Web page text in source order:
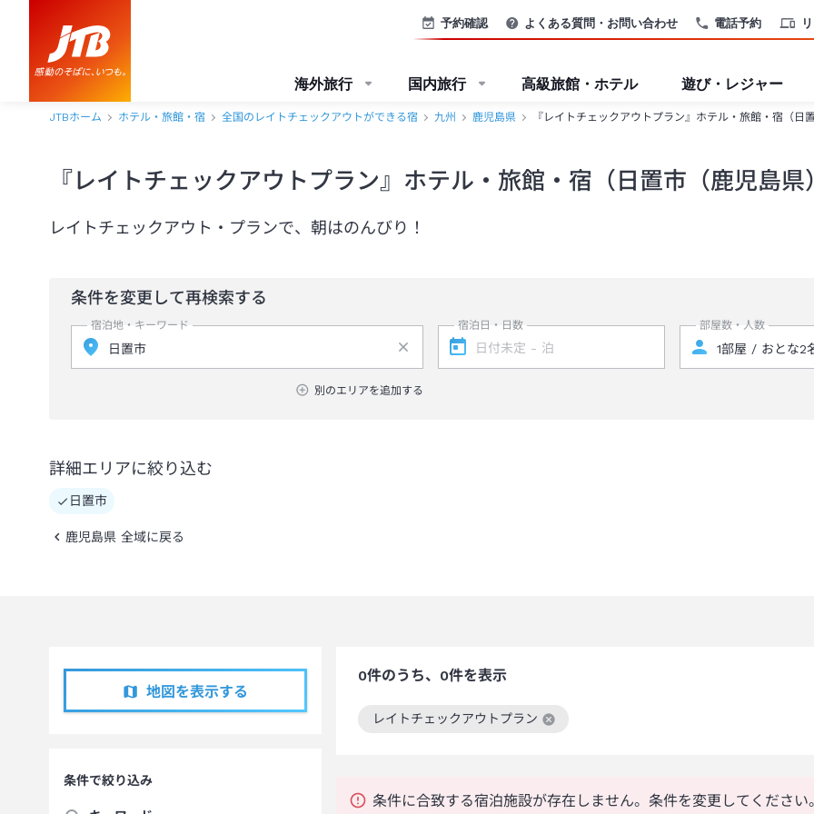
電話予約
予約確認 よくある質問・お問い合わせ
海外旅行 国内旅行 高級旅館・ホテル 遊び・レジャー
JTBホーム ホテル・旅館・宿 全国のレイトチェックアウトができる宿 九州 鹿児島県 『レイトチェックアウトプラン』ホテル・旅館・宿（日
『レイトチェックアウトプラン』ホテル・旅館・宿（日置市（鹿児島県
レイトチェックアウト・プランで、朝はのんびり！
条件を変更して再検索する
宿泊地・キーワード
別のエリアを追加する
宿泊日・日数 部屋数・人数
詳細エリアに絞り込む
日置市
鹿児島県 全域に戻る
地図を表示する
条件で絞り込み
0件のうち、0件を表示
レイトチェックアウトプラン
この絞り込み条件を解除
条件に合致する宿泊施設が存在しません。条件を変更してください